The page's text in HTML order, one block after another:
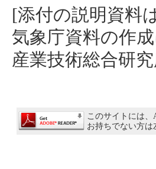
[添付の説明資料
気象庁資料の作
産業技術総合研
このサイトには、
お持ちでない方